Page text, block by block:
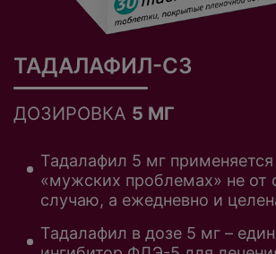
ТАДАЛАФИЛ-СЗ
ДОЗИРОВКА 5 МГ
Тадалафил 5 мг
«мужских проблемах» не от
случаю, а ежедневно и
Тадалафил в дозе 5 мг –